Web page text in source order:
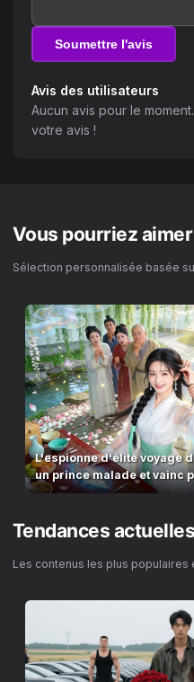
Soumettre l'avis
Avis des utilisateurs
Aucun avis pour le
votre avis !
Vous pourriez aimer
Sélection personnalisée basée
L'espionne d'élite voyage
un prince malade et vainc
Tendances actuelles
Les contenus les plus populaires